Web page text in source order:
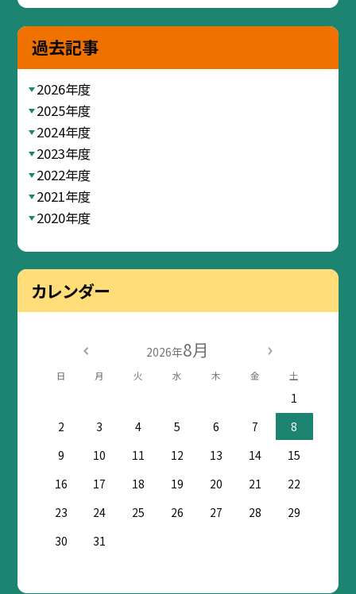
過去記事
2026年度
2025年度
2024年度
2023年度
2022年度
2021年度
2020年度
カレンダー
2026年8月
日 月 火 水 木 金 土
1
2
3 4 5 6 7
8
9
10 11 12 13 14
15
16
17 18 19 20 21
22
23
24 25 26 27 28
29
30
31